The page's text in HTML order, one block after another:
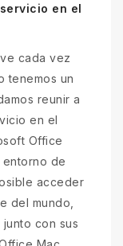
en el
cada vez
tenemos un
reunir a
en el
Office
entorno de
acceder
del mundo,
con sus